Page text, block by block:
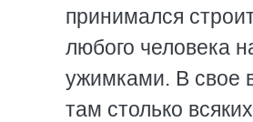
принимался
любого человека
ужимками. В свое
там столько